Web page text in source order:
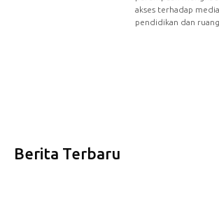
akses terhadap
pendidikan dan
Berita Terbaru